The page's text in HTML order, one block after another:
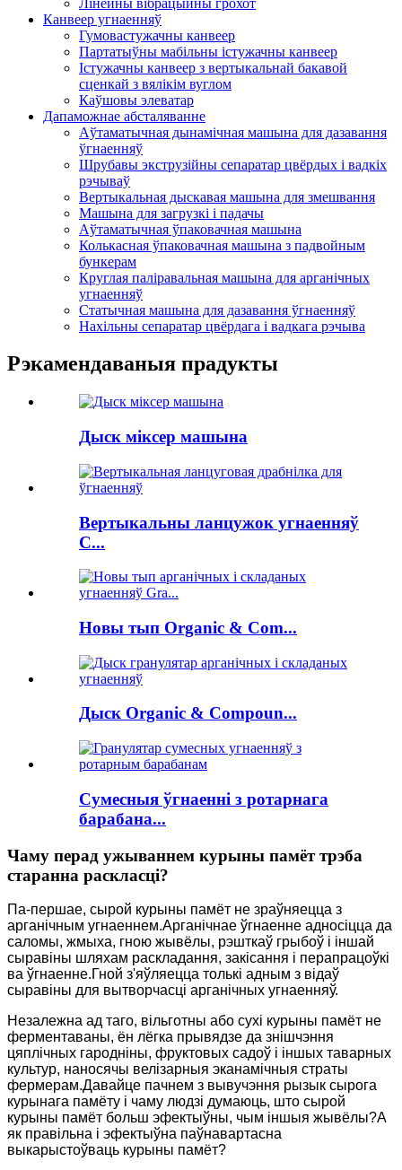
Канвеер угнаенняў
Гумовастужачны канвеер
Партатыўны мабільны істужачны канвеер
Істужачны канвеер з вертыкальнай бакавой
сценкай з вялікім вуглом
Каўшовы элеватар
Дапаможнае абсталяванне
Аўтаматычная дынамічная машына для дазавання
ўгнаенняў
Шрубавы экструзійны сепаратар цвёрдых і вадкіх
рэчываў
Вертыкальная дыскавая машына для змешвання
Машына для загрузкі і падачы
Аўтаматычная ўпаковачная машына
Колькасная ўпаковачная машына з падвойным
бункерам
Круглая паліравальная машына для арганічных
угнаенняў
Статычная машына для дазавання ўгнаенняў
Нахільны сепаратар цвёрдага і вадкага рэчыва
Рэкамендаваныя прадукты
Дыск міксер машына
Вертыкальны ланцужок угнаенняў
C...
Новы тып Organic & Com...
Дыск Organic & Compoun...
Сумесныя ўгнаенні з ротарнага
барабана...
Чаму перад ужываннем курыны памёт трэба
старанна раскласці?
Па-першае, сырой курыны памёт не зраўняецца з
арганічным угнаеннем.Арганічнае ўгнаенне адносіцца да
саломы, жмыха, гною жывёлы, рэшткаў грыбоў і іншай
сыравіны шляхам раскладання, закісання і перапрацоўкі
ва ўгнаенне.Гной з'яўляецца толькі адным з відаў
сыравіны для вытворчасці арганічных угнаенняў.
Незалежна ад таго, вільготны або сухі курыны памёт не
ферментаваны, ён лёгка прывядзе да знішчэння
цяплічных гародніны, фруктовых садоў і іншых таварных
культур, наносячы велізарныя эканамічныя страты
фермерам.Давайце пачнем з вывучэння рызык сырога
курынага памёту і чаму людзі думаюць, што сырой
курыны памёт больш эфектыўны, чым іншыя жывёлы?А
як правільна і эфектыўна паўнавартасна
выкарыстоўваць курыны памёт?